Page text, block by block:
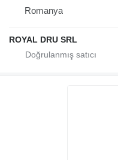
Romanya
ROYAL DRU SRL